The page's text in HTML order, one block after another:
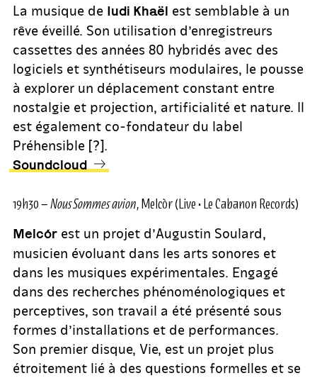
La musique de Iudi Khaël est semblable à un
rêve éveillé. Son utilisation d’enregistreurs
cassettes des années 80 hybridés avec des
logiciels et synthétiseurs modulaires, le pousse
à explorer un déplacement constant entre
nostalgie et projection, artificialité et nature. Il
est également co-fondateur du label
Préhensible [?].
Soundcloud
19h30 –Nous Sommes avion, Melcòr (Live • Le Cabanon Records)
Melcór est un projet d’Augustin Soulard,
musicien évoluant dans les arts sonores et
dans les musiques expérimentales. Engagé
dans des recherches phénoménologiques et
perceptives, son travail a été présenté sous
formes d’installations et de performances.
Son premier disque, Vie, est un projet plus
étroitement lié à des questions formelles et se